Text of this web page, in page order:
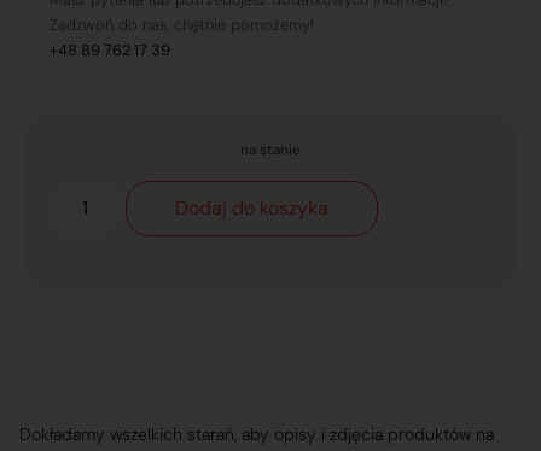
Zadzwoń do nas, chętnie pomożemy!
+48 89 762 17 39
na stanie
Dodaj do koszyka
Dokładamy wszelkich starań, aby opisy i zdjęcia produktów na